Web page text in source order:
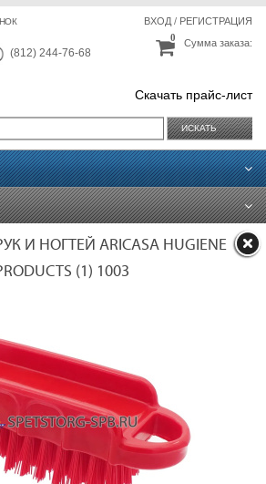
(812) 244-76-68
ВХОД/ РЕГИСТРАЦИЯ
Сумма заказа:
0
Скачать прайс-лист
ИСКАТЬ
И НОГТЕЙ ARICASA HUGIENE
(1) 1003